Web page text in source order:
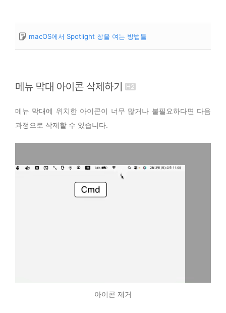
macOS에서 Spotlight 창을 여는 방법들
메뉴 막대 아이콘 삭제하기
메뉴 막대에 위치한 아이콘이 너무 많거나 불필요하다면 다음
과정으로 삭제할 수 있습니다.
아이콘 제거